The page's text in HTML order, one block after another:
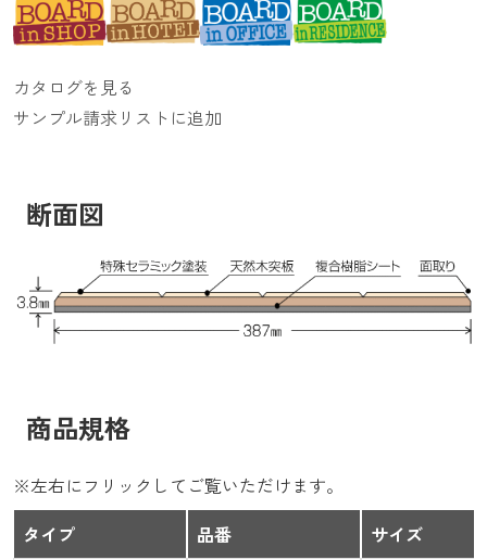
カタログを見る
サンプル請求リストに追加
断面図
商品規格
※左右にフリックしてご覧いただけます。
タイプ
品番
サイズ